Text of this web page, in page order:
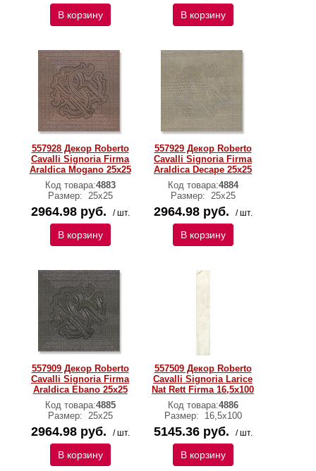
В корзину В корзину
557928 Декор Roberto
Cavalli Signoria Firma
Araldica Mogano 25x25
Код товара:4883
Размер: 25x25
2964.98 руб. / шт.
В корзину
557929 Декор Roberto
Cavalli Signoria Firma
Araldica Decape 25x25
Код товара:4884
Размер: 25x25
2964.98 руб. / шт.
В корзину
557909 Декор Roberto
Cavalli Signoria Firma
Araldica Ebano 25x25
Код товара:4885
Размер: 25x25
2964.98 руб. / шт.
В корзину
557509 Декор Roberto
Cavalli Signoria Larice
Nat Rett Firma 16,5x100
Код товара:4886
Размер:
16,5x100
5145.36 руб. / шт.
В корзину